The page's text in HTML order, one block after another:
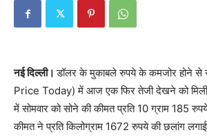
नई दिल्ली।डॉलर के मुकाबले रुपये के कमजोर होने से
Price Today) में आज एक फिर तेजी देखने को मिली।
में सोमवार को सोने की कीमत प्रति 10 ग्राम 185
कीमत ने प्रति किलोग्राम 1672 रुपये की छलांग लगाई।